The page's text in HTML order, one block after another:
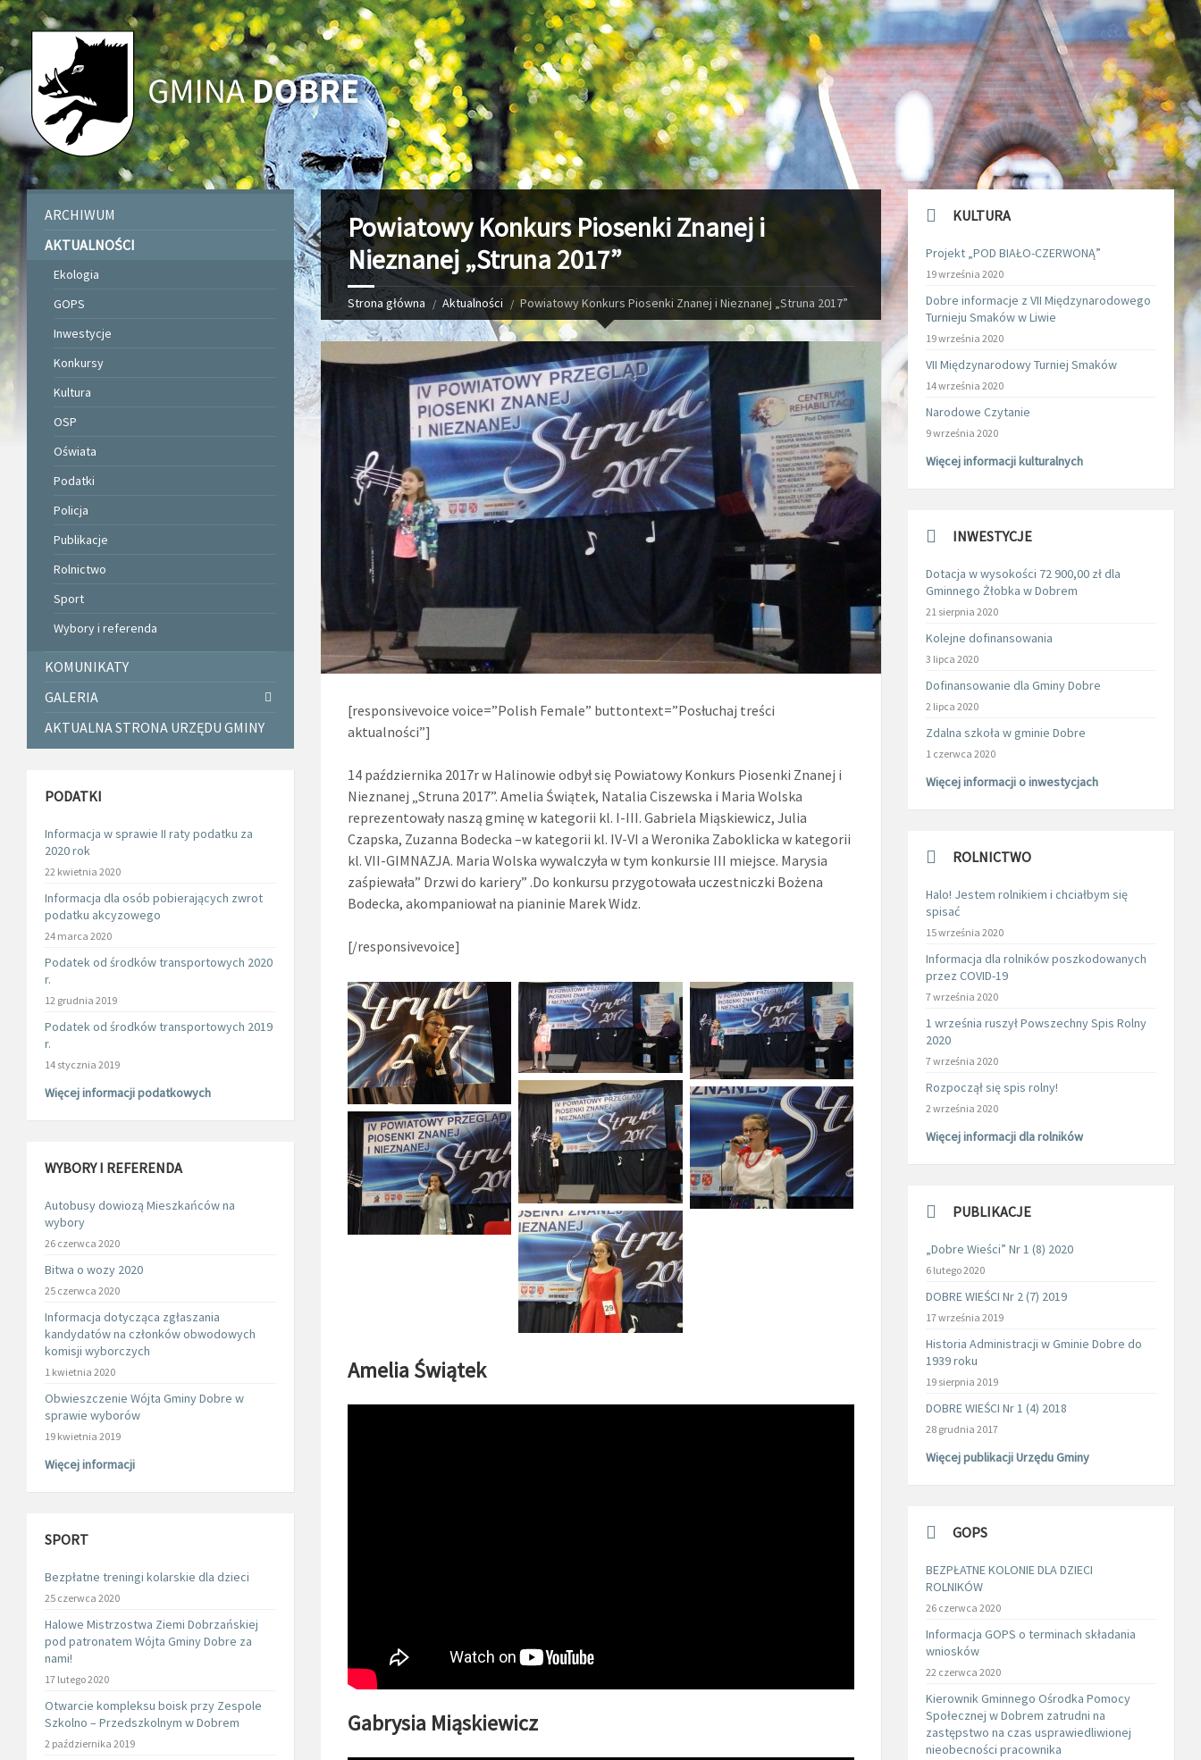
Powiatowy Konkurs Piosenki Znanej i
Nieznanej „Struna 2017”
Strona główna Aktualności Powiatowy Konkurs Piosenki Znanej i Nieznanej „Struna 2017”
[responsivevoice voice=”Polish Female” buttontext=”Posłuchaj treści
aktualności”]
14 października 2017r w Halinowie odbył się Powiatowy Konkurs Piosenki Znanej i
Nieznanej „Struna 2017”. Amelia Świątek, Natalia Ciszewska i Maria Wolska
reprezentowały naszą gminę w kategorii kl. I-III. Gabriela Miąskiewicz, Julia
Czapska, Zuzanna Bodecka –w kategorii kl. IV-VI a Weronika Zaboklicka w kategorii
kl. VII-GIMNAZJA. Maria Wolska wywalczyła w tym konkursie III miejsce. Marysia
zaśpiewała” Drzwi do kariery” .Do konkursu przygotowała uczestniczki Bożena
Bodecka, akompaniował na pianinie Marek Widz.
[/responsivevoice]
Amelia Świątek
Gabrysia Miąskiewicz
ARCHIWUM
AKTUALNOŚCI
Ekologia
GOPS
Inwestycje
Konkursy
Kultura
OSP
Oświata
Podatki
Policja
Publikacje
Rolnictwo
Sport
Wybory i referenda
KOMUNIKATY
GALERIA
AKTUALNA STRONA URZĘDU GMINY
PODATKI
Informacja w sprawie II raty podatku za
2020 rok
22 kwietnia 2020
Informacja dla osób pobierających zwrot
podatku akcyzowego
24 marca 2020
Podatek od środków transportowych 2020
r.
12 grudnia 2019
Podatek od środków transportowych 2019
r.
14 stycznia 2019
Więcej informacji podatkowych
WYBORY I REFERENDA
Autobusy dowiozą Mieszkańców na
wybory
26 czerwca 2020
Bitwa o wozy 2020
25 czerwca 2020
Informacja dotycząca zgłaszania
kandydatów na członków obwodowych
komisji wyborczych
1 kwietnia 2020
Obwieszczenie Wójta Gminy Dobre w
sprawie wyborów
19 kwietnia 2019
Więcej informacji
SPORT
Bezpłatne treningi kolarskie dla dzieci
25 czerwca 2020
Halowe Mistrzostwa Ziemi Dobrzańskiej
pod patronatem Wójta Gminy Dobre za
nami!
17 lutego 2020
Otwarcie kompleksu boisk przy Zespole
Szkolno – Przedszkolnym w Dobrem
2 października 2019
KULTURA
Projekt „POD BIAŁO-CZERWONĄ”
19 września 2020
Dobre informacje z VII Międzynarodowego
Turnieju Smaków w Liwie
19 września 2020
VII Międzynarodowy Turniej Smaków
14 września 2020
Narodowe Czytanie
9 września 2020
Więcej informacji kulturalnych
INWESTYCJE
Dotacja w wysokości 72 900,00 zł dla
Gminnego Żłobka w Dobrem
21 sierpnia 2020
Kolejne dofinansowania
3 lipca 2020
Dofinansowanie dla Gminy Dobre
2 lipca 2020
Zdalna szkoła w gminie Dobre
1 czerwca 2020
Więcej informacji o inwestycjach
ROLNICTWO
Halo! Jestem rolnikiem i chciałbym się
spisać
15 września 2020
Informacja dla rolników poszkodowanych
przez COVID-19
7 września 2020
1 września ruszył Powszechny Spis Rolny
2020
7 września 2020
Rozpoczął się spis rolny!
2 września 2020
Więcej informacji dla rolników
PUBLIKACJE
„Dobre Wieści” Nr 1 (8) 2020
6 lutego 2020
DOBRE WIEŚCI Nr 2 (7) 2019
17 września 2019
Historia Administracji w Gminie Dobre do
1939 roku
19 sierpnia 2019
DOBRE WIEŚCI Nr 1 (4) 2018
28 grudnia 2017
Więcej publikacji Urzędu Gminy
GOPS
BEZPŁATNE KOLONIE DLA DZIECI
ROLNIKÓW
26 czerwca 2020
Informacja GOPS o terminach składania
wniosków
22 czerwca 2020
Kierownik Gminnego Ośrodka Pomocy
Społecznej w Dobrem zatrudni na
zastępstwo na czas usprawiedliwionej
nieobecności pracownika